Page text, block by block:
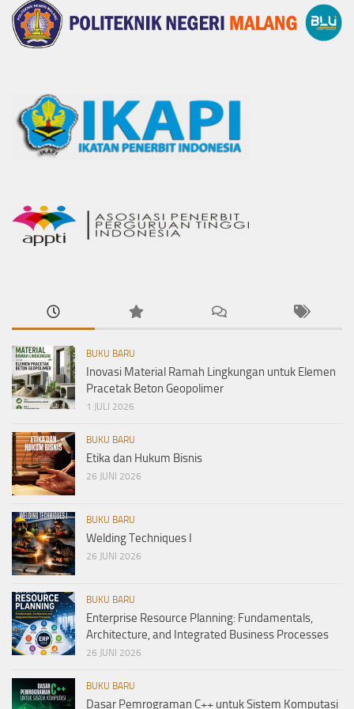
BUKU BARU
Inovasi Material Ramah Lingkungan untuk Elemen
Pracetak Beton Geopolimer
1 JULI 2026
BUKU BARU
Etika dan Hukum Bisnis
26 JUNI 2026
BUKU BARU
Welding Techniques I
26 JUNI 2026
BUKU BARU
Enterprise Resource Planning: Fundamentals,
Architecture, and Integrated Business Processes
26 JUNI 2026
BUKU BARU
Dasar Pemrograman C++ untuk Sistem Komputasi